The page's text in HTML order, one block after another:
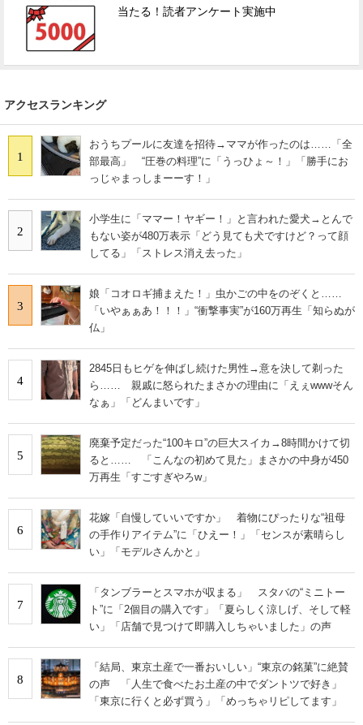
当たる！読者アンケート実施中
アクセスランキング
1
おうちプールに友達を招待→ママが作ったのは……「全
部最高」 “圧巻の料理”に「うっひょ～！」「勝手にお
っじゃまっしまーーす！」
2
小学生に「ママー！ヤギー！」と言われた愛犬→とんで
もない姿が480万表示「どう見ても犬ですけど？って顔
してる」「ストレス消え去った」
3
娘「コオロギ捕まえた！」虫かごの中をのぞくと……
「いやぁぁあ！！！」“衝撃事実”が160万再生「知らぬが
仏」
4
2845日もヒゲを伸ばし続けた男性→意を決して剃った
ら…… 親戚に怒られたまさかの理由に「えぇwwwそん
なぁ」「どんまいです」
5
廃棄予定だった“100キロ”の巨大スイカ→8時間かけて切
ると…… 「こんなの初めて見た」まさかの中身が450
万再生「すごすぎやろw」
6
花嫁「自慢していいですか」 着物にぴったりな“祖母
の手作りアイテム”に「ひえー！」「センスが素晴らし
い」「モデルさんかと」
7
「タンブラーとスマホが収まる」 スタバの“ミニトー
ト”に「2個目の購入です」「夏らしく涼しげ、そして軽
い」「店舗で見つけて即購入しちゃいました」の声
8
「結局、東京土産で一番おいしい」“東京の銘菓”に絶賛
の声 「人生で食べたお土産の中でダントツで好き」
「東京に行くと必ず買う」「めっちゃリピしてます」